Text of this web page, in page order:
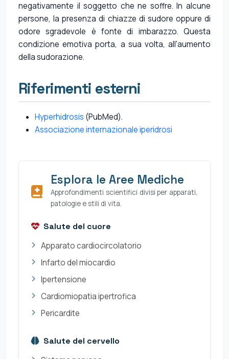
negativamente il soggetto che ne soffre. In alcune
persone, la presenza di chiazze di sudore oppure di
odore sgradevole è fonte di imbarazzo. Questa
condizione emotiva porta, a sua volta, all'aumento
della sudorazione.
Riferimenti esterni
Hyperhidrosis (PubMed).
Associazione internazionale iperidrosi
Esplora le Aree Mediche
Approfondimenti scientifici divisi per apparati,
patologie e stili di vita.
Salute del cuore
Apparato cardiocircolatorio
Infarto del miocardio
Ipertensione
Cardiomiopatia ipertrofica
Pericardite
Salute del cervello